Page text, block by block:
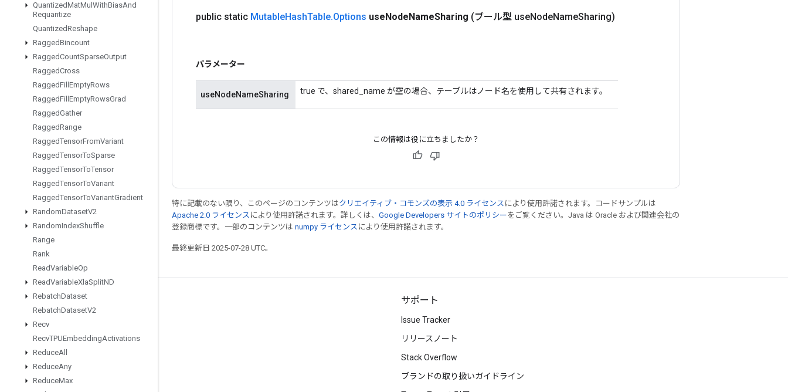
QuantizedMatMul WithBiasAnd
Requantize
QuantizedReshape
RaggedBincount
RaggedCountSparseOutput
RaggedCross
RaggedFill EmptyRows
RaggedFill EmptyRowsGrad
RaggedGather
RaggedRange
RaggedTensorFromVariant
RaggedTensorToSparse
RaggedTensorToTensor
RaggedTensorToVariant
RaggedTensorToVariantGradient
RandomDatasetV2
RandomIndexShuffle
Range
Rank
ReadVariableOp
ReadVariableXlaSplitND
RebatchDataset
RebatchDatasetV2
Recv
RecvTPUEmbeddingActivations
ReduceAll
ReduceAny
ReduceMax
public static MutableHashTable.Options useNodeNameSharing (ブール型 useNodeNameSharing)
パラメーター
useNodeNameSharing true で、shared_name が空の場合、テーブルはノード名を使用して共有されます。
この情報は役に立ちましたか？
特に記載のない限り、このページのコンテンツはクリエイティブ・コモンズの表示 4.0 ライセンス により使用許諾されます。コードサンプルは
Apache 2.0 ライセンス により使用許諾されます。詳しくは、 Google Developers サイトのポリシー をご覧ください。Java は Oracle および関連会社の
登録商標です。一部のコンテンツは numpy ライセンス により使用許諾されます。
最終更新日 2025-07-28 UTC。
つながる
ブログ
フォーラム
GitHub
Twitter
サポート
Issue Tracker
リリースノート
Stack Overflow
ブランドの取り扱いガイドライン